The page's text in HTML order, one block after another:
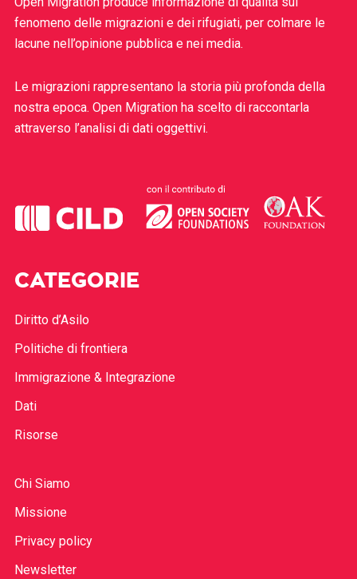
fenomeno delle migrazioni e dei rifugiati, per colmare le
lacune nell’opinione pubblica e nei media.
Le migrazioni rappresentano la storia più profonda della
nostra epoca. Open Migration ha scelto di raccontarla
attraverso l’analisi di dati oggettivi.
CATEGORIE
Diritto d’Asilo
Politiche di frontiera
Immigrazione & Integrazione
Dati
Risorse
Chi Siamo
Missione
Privacy policy
Newsletter